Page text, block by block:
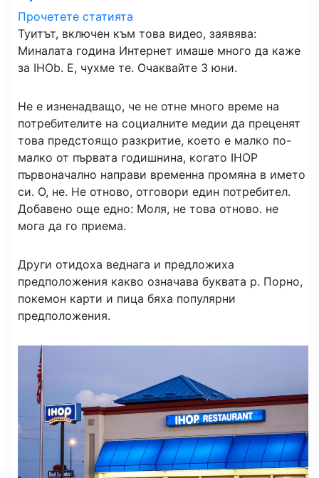
Прочетете статията
Туитът, включен към това видео, заявява:
Миналата година Интернет имаше много да каже
за IHOb. Е, чухме те. Очаквайте 3 юни.
Не е изненадващо, че не отне много време на
потребителите на социалните медии да преценят
това предстоящо разкритие, което е малко по-
малко от първата годишнина, когато IHOP
първоначално направи временна промяна в името
си. О, не. Не отново, отговори един потребител.
Добавено още едно: Моля, не това отново. не
мога да го приема.
Други отидоха веднага и предложиха
предположения какво означава буквата p. Порно,
покемон карти и пица бяха популярни
предположения.